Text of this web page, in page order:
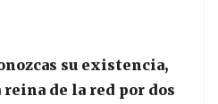
su existencia,
de la red por dos